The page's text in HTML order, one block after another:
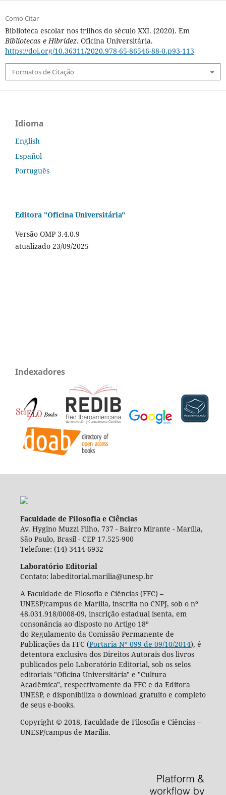
Como Citar
Biblioteca escolar nos trilhos do século XXI. (2020). Em
Bibliotecas e Hibridez. Oficina Universitária.
https://doi.org/10.36311/2020.978-65-86546-88-0.p93-113
Formatos de Citação
Idioma
English
Español
Português
Editora "Oficina Universitária"
Versão OMP 3.4.0.9
atualizado 23/09/2025
Indexadores
Faculdade de Filosofia e Ciências
Av. Hygino Muzzi Filho, 737 - Bairro Mirante - Marília,
São Paulo, Brasil - CEP 17.525-900
Telefone: (14) 3414-6932
Laboratório Editorial
Contato: labeditorial.marilia@unesp.br
A Faculdade de Filosofia e Ciências (FFC) –
UNESP/campus de Marília, inscrita no CNPJ, sob o nº
48.031.918/0008-09, inscrição estadual isenta, em
consonância ao disposto no Artigo 18º
do Regulamento da Comissão Permanente de
Publicações da FFC (Portaria Nº 099 de 09/10/2014), é
detentora exclusiva dos Direitos Autorais dos livros
publicados pelo Laboratório Editorial, sob os selos
editoriais "Oficina Universitária" e "Cultura
Acadêmica", respectivamente da FFC e da Editora
UNESP, e disponibiliza o download gratuito e completo
de seus e-books.
Copyright © 2018, Faculdade de Filosofia e Ciências –
UNESP/campus de Marília.